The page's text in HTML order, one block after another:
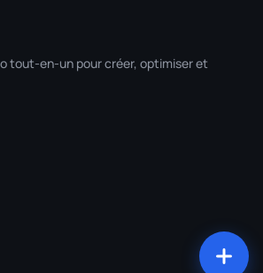
tout-en-un pour créer, optimiser et